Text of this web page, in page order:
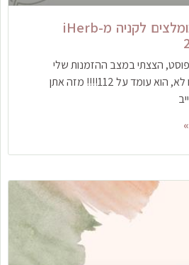
אייהרב – מוצרים מומלצים לקניה מ-iHerb
הצצתי במצב ההזמנות שלי
באתר אייהרב, ותאמינו או לא, הוא עומד על 112!!!! מזה אתן